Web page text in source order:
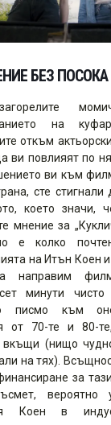
БЕЗ ПОСОКА
на
откъм
ви повлияят по
ви към
сте стигнали
което значи,
мнение за
е колко
на Итън Коен
направим
минути чисто
писмо към
от 70-те и 80-
вкъщи (нищо
на тях).
за
вероятно
Коен в